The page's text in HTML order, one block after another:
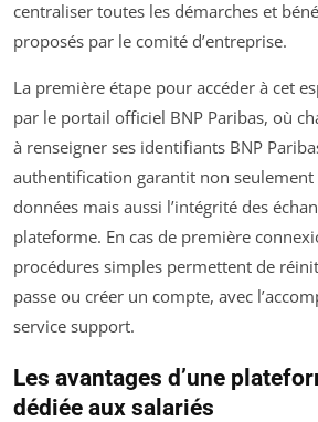
centraliser toutes les démarches et
proposés par le comité d’entreprise.
La première étape pour accéder à cet
par le portail officiel BNP Paribas, où
à renseigner ses identifiants BNP
authentification garantit non
données mais aussi l’intégrité des
plateforme. En cas de première
procédures simples permettent de
passe ou créer un compte, avec
service support.
Les avantages d’une
dédiée aux salariés